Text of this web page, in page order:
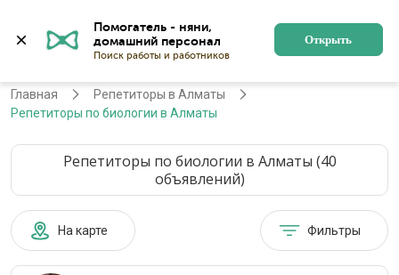
Помогатель - няни,
Поиск работы и работников
Открыть
Алматы Регистрация
Главная
Репетиторы в Алматы
Репетиторы по биологии в Алматы
Репетиторы по биологии в Алматы (40
объявлений)
На карте Фильтры